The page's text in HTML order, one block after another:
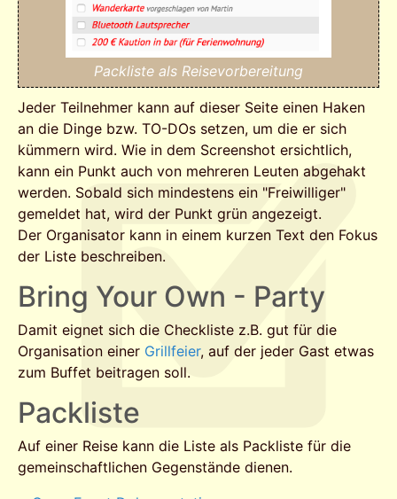
Packliste als Reisevorbereitung
Jeder Teilnehmer kann auf dieser Seite einen Haken
an die Dinge bzw. TO-DOs setzen, um die er sich
kümmern wird. Wie in dem Screenshot ersichtlich,
kann ein Punkt auch von mehreren Leuten abgehakt
werden. Sobald sich mindestens ein "Freiwilliger"
gemeldet hat, wird der Punkt grün angezeigt.
Der Organisator kann in einem kurzen Text den Fokus
der Liste beschreiben.
Bring Your Own - Party
Damit eignet sich die Checkliste z.B. gut für die
Organisation einer Grillfeier, auf der jeder Gast etwas
zum Buffet beitragen soll.
Packliste
Auf einer Reise kann die Liste als Packliste für die
gemeinschaftlichen Gegenstände dienen.